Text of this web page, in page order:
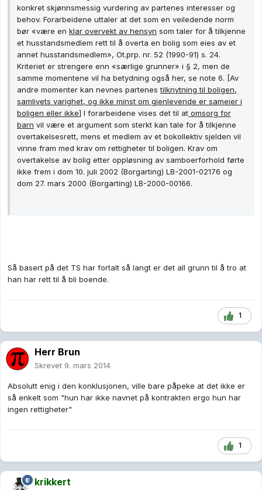
konkret skjønnsmessig vurdering av partenes interesser og
behov. Forarbeidene uttaler at det som en veiledende norm
bør «være en klar overvekt av hensyn som taler for å tilkjenne
et husstandsmedlem rett til å overta en bolig som eies av et
annet husstandsmedlem», Ot.prp. nr. 52 (1990-91) s. 24.
Kriteriet er strengere enn «særlige grunner» i § 2, men de
samme momentene vil ha betydning også her, se note 6. [Av
andre momenter kan nevnes partenestilknytning til boligen,
samlivets varighet, og ikke minst om gjenlevende er sameier i
boligen eller ikke] I forarbeidene vises det til at omsorg for
barn vil være et argument som sterkt kan tale for å tilkjenne
overtakelsesrett, mens et medlem av et bokollektiv sjelden vil
vinne fram med krav om rettigheter til boligen. Krav om
overtakelse av bolig etter oppløsning av samboerforhold førte
ikke frem i dom 10. juli 2002 (Borgarting) LB-2001-02176 og
dom 27. mars 2000 (Borgarting) LB-2000-00166.
Så basert på det TS har fortalt så langt er det all grunn til å tro at
han har rett til å bli boende.
1
Herr Brun
Skrevet 9. mars 2014
Absolutt enig i den konklusjonen, ville bare påpeke at det ikke er
så enkelt som "hun har ikke navnet på kontrakten ergo hun har
ingen rettigheter"
1
krikkert